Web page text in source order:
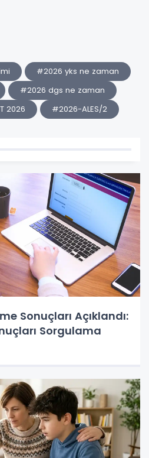
#2026 yks ne zaman
#2026 dgs ne zaman
2026
#2026-ALES/2
Sonuçları Açıklandı:
Sorgulama